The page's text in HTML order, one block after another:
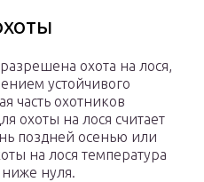
охота на лося,
устойчивого
часть охотников
охоты на лося считает
поздней осенью или
на лося температура
нуля.